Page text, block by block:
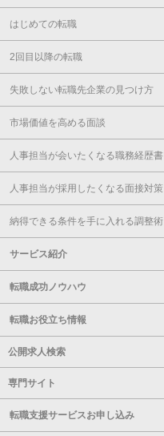
はじめての転職
2回目以降の転職
失敗しない転職先企業の見つけ方
市場価値を高める面談
人事担当が会いたくなる職務経歴書
人事担当が採用したくなる面接対策
納得できる条件を手に入れる調整術
サービス紹介
転職成功ノウハウ
転職お役立ち情報
公開求人検索
専門サイト
転職支援サービスお申し込み